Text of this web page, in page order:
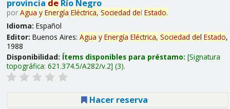
provincia deRío Negro
por Agua y Energía Eléctrica, Sociedad del Estado.
Idioma: Español
Editor: Buenos Aires: Agua y Energía Eléctrica, Sociedad del Estado,
1988
Disponibilidad: Ítems disponibles para préstamo: Signatura
topográfica: 621.374.5/A282/v.2 (3).
Hacer reserva